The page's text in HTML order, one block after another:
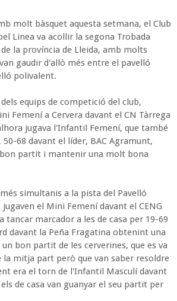
molt bàsquet aquesta setmana, el Club
Linea va acollir la segona Trobada
la província de Lleida, amb molts
gaudir d'allò més entre el pavelló
polivalent.
equips de competició del club,
Femení a Cervera davant el CN Tàrrega
jugava l'Infantil Femení, que també
68 davant el líder, BAC Agramunt,
partit i mantenir una molt bona
simultanis a la pista del Pavelló
el Mini Femení davant el CENG
tancar marcador a les de casa per 19-69
davant la Peña Fragatina obtenint una
bon partit de les cerverines, que es va
mitja part però que van saber resoldre
era el torn de l'Infantil Masculí davant
de casa van guanyar el seu partit per